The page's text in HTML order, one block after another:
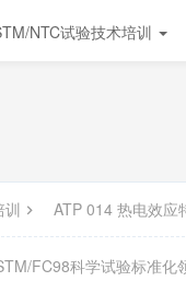
NTC试验技术培训
训 ATP 014 热电效应
FC98科学试验标准化